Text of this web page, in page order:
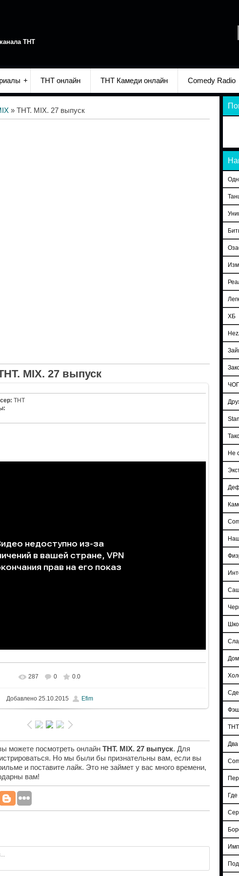
ТНТ
ТНТ онлайн ТНТ Камеди онлайн Comedy Radio
» ТНТ. MIX. 27 выпуск
MIX. 27 выпуск
ТНТ
287 0 0.0
Добавлено25.10.2015 Efim
можете посмотреть онлайн ТНТ. MIX. 27 выпуск. Для
Но мы были бы признательны вам, если вы
и поставите лайк. Это не займет у вас много времени,
вам!
ХБ
Не
Где